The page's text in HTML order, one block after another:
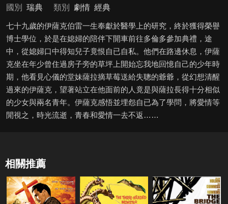
國別
瑞典 類別 劇情 經典
七十九歲的伊薩克伯雷一生奉獻於醫學上的研究，終於獲得榮譽
博士學位，於是在媳婦的陪伴下開車前往多倫多參加典禮，途
中，從媳婦口中得知兒子竟恨自已自私。他們在路邊休息，伊薩
克坐在年少曾住過房子旁的草坪上開始忘我地回憶自己的少年時
期，他看見心儀的堂妹薩拉摘草莓送給失聰的爺爺，從幻想清醒
過來的伊薩克，望著站立在他面前的人竟是與薩拉長得十分相似
的少女與兩名青年。伊薩克感悟並埋怨自已為了學問，將愛情等
閒視之，時光流逝，青春和愛情一去不返……
相關推薦